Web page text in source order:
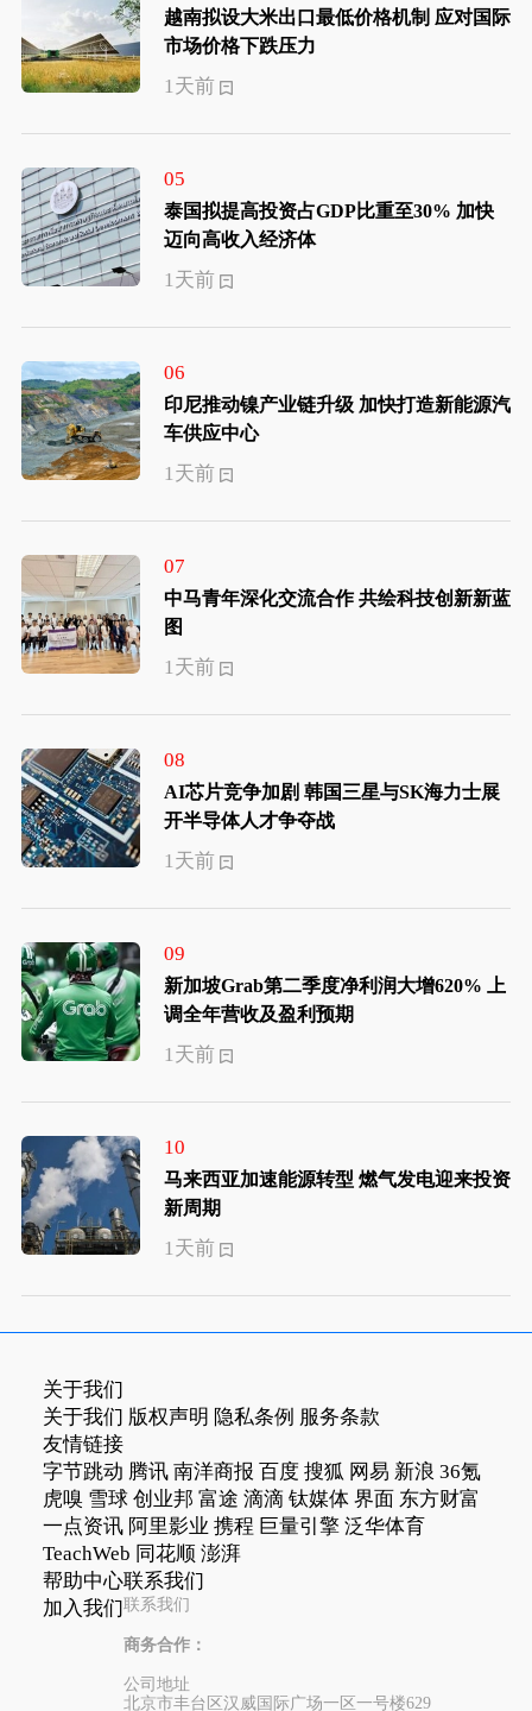
越南拟设大米出口最低价格机制 应对国际
市场价格下跌压力
1天前
05
泰国拟提高投资占GDP比重至30% 加快
迈向高收入经济体
1天前
06
印尼推动镍产业链升级 加快打造新能源汽
车供应中心
1天前
07
中马青年深化交流合作 共绘科技创新新蓝
图
1天前
08
AI芯片竞争加剧 韩国三星与SK海力士展
开半导体人才争夺战
1天前
09
新加坡Grab第二季度净利润大增620% 上
调全年营收及盈利预期
1天前
10
马来西亚加速能源转型 燃气发电迎来投资
新周期
1天前
关于我们
关于我们 版权声明 隐私条例 服务条款
友情链接
字节跳动 腾讯 南洋商报 百度 搜狐 网易 新浪 36氪
虎嗅 雪球 创业邦 富途 滴滴 钛媒体 界面 东方财富
一点资讯 阿里影业 携程 巨量引擎 泛华体育
TeachWeb 同花顺 澎湃
帮助中心
加入我们
联系我们
联系我们
商务合作：
公司地址
北京市丰台区汉威国际广场一区一号楼629